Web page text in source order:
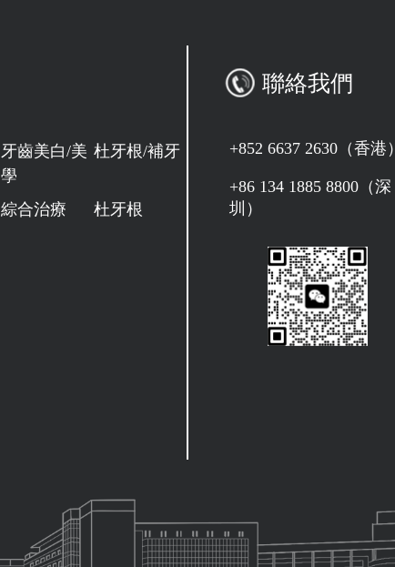
牙齒美白/美
學
杜牙根/補牙
綜合治療 杜牙根
聯絡我們
+852 6637 2630（香港）
+86 134 1885 8800（深
圳）